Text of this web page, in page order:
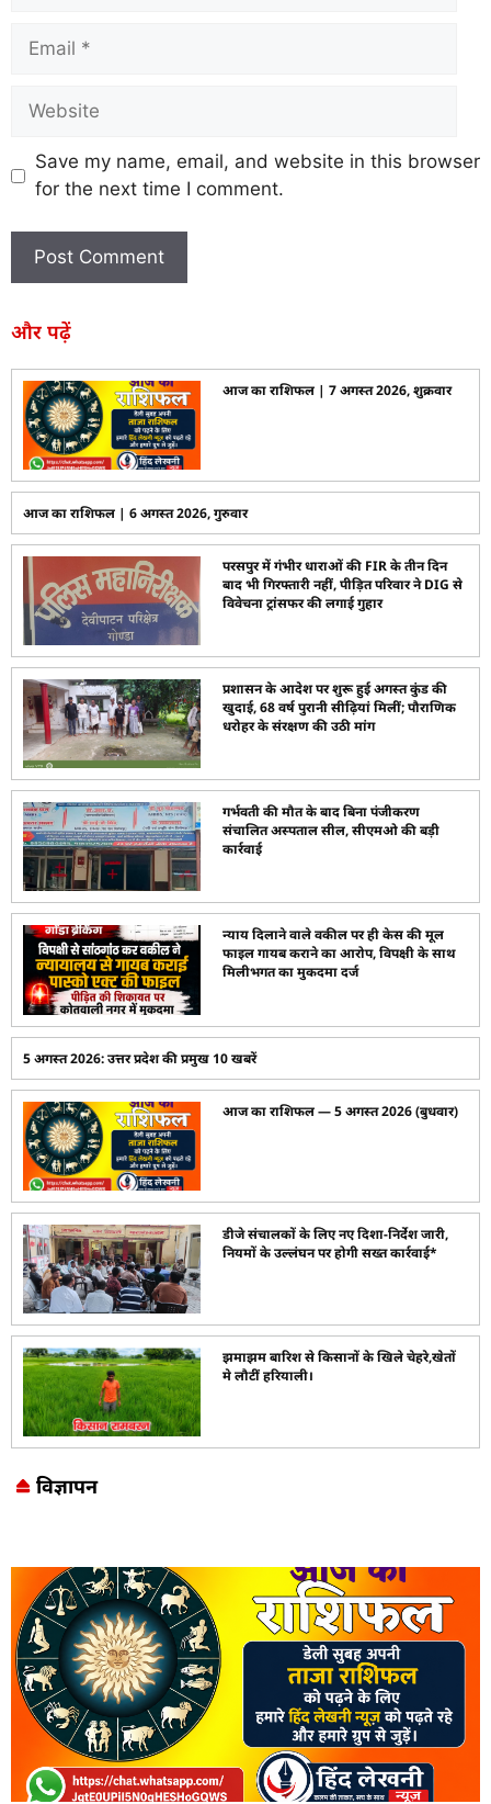
Save my name, email, and website in this browser
for the next time I comment.
और पढ़ें
आज का राशिफल | 7 अगस्त 2026, शुक्रवार
आज का राशिफल | 6 अगस्त 2026, गुरुवार
परसपुर में गंभीर धाराओं की FIR के तीन दिन
बाद भी गिरफ्तारी नहीं, पीड़ित परिवार ने DIG से
विवेचना ट्रांसफर की लगाई गुहार
प्रशासन के आदेश पर शुरू हुई अगस्त कुंड की
खुदाई, 68 वर्ष पुरानी सीढ़ियां मिलीं; पौराणिक
धरोहर के संरक्षण की उठी मांग
गर्भवती की मौत के बाद बिना पंजीकरण
संचालित अस्पताल सील, सीएमओ की बड़ी
कार्रवाई
न्याय दिलाने वाले वकील पर ही केस की मूल
फाइल गायब कराने का आरोप, विपक्षी के साथ
मिलीभगत का मुकदमा दर्ज
5 अगस्त 2026: उत्तर प्रदेश की प्रमुख 10 खबरें
आज का राशिफल — 5 अगस्त 2026 (बुधवार)
डीजे संचालकों के लिए नए दिशा-निर्देश जारी,
नियमों के उल्लंघन पर होगी सख्त कार्रवाई*
झमाझम बारिश से किसानों के खिले चेहरे,खेतों
मे लौटीं हरियाली।
विज्ञापन